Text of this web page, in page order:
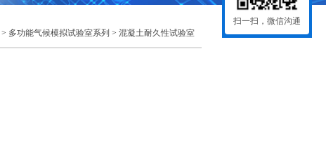
> 多功能气候模拟试验室系列 > 混凝土耐久性试验室
扫一扫，微信沟通